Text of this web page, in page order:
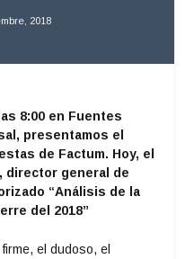
2018
8:00 en Fuentes
presentamos el
de Factum. Hoy, el
director general de
“Análisis de la
del 2018”
el dudoso, el